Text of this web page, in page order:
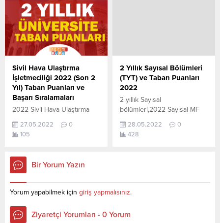
tablodan ulaşabilirsiniz.
Kahramanmaraş Sütçü İmam
Üniversitesi sıralama. 2022
TYT AYT (YKS) Taban
Puanları ve Başarı
Sıralamaları aşağıdaki gibidir.
Bu puanlar son 4 yılına ait
Üniversite yerleştirme
puanlarıdır. Sayfamızdaki
verilerin
tamamı ÖSYM ve YÖK-
YÖKATLAS tarafından
yayınlanmış olan en son
güncel...
yerleştirme
puanlarıdır. Sayfamızdaki
verilerin
tamamı ÖSYM ve YÖK-
yayınlanmış olan en son
güncel...
Sivil Hava Ulaştırma
İşletmeciliği 2022 (Son 2
Yıl) Taban Puanları ve
Başarı Sıralamaları
2022 Sivil Hava Ulaştırma
puanları ile başarı
sıralamaları açıklandı. En
tablodan ulaşabilirsiniz. Sivil
Hava Ulaştırma İşletmeciliği
AYT (YKS) Taban Puanları,
Kontenjanları ve Başarı
Sıralamaları aşağıdaki
gibidir. Bu puanlar 2021 ve
27.05.2022
0
105
2 Yıllık Sayısal Bölümleri
(TYT) ve Taban Puanları
2022
2 yıllık Sayısal
bölümleri,2022 Sayısal MF
Puanlı Bölümleri MF,2022
Sayısal Taban Puanları sizleri
bölümleri Meslekleri,Sayısal
28.05.2022
0
428
Bir Yorum Yazın
Yorum yapabilmek için giriş yapmalısınız.
Ziyaretçi Yorumları - 0 Yorum